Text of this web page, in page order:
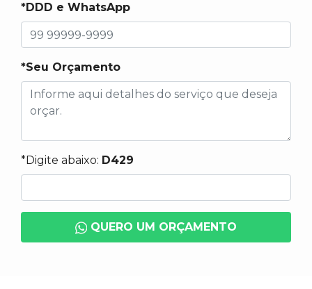
*DDD e WhatsApp
*Seu Orçamento
*Digite abaixo: D429
QUERO UM ORÇAMENTO